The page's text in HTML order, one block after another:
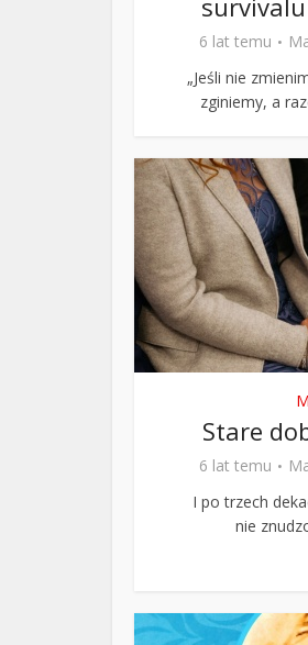
6 lat temu
„Jeśli nie
zginiemy, a
Stare
6 lat temu
I po trzech
nie